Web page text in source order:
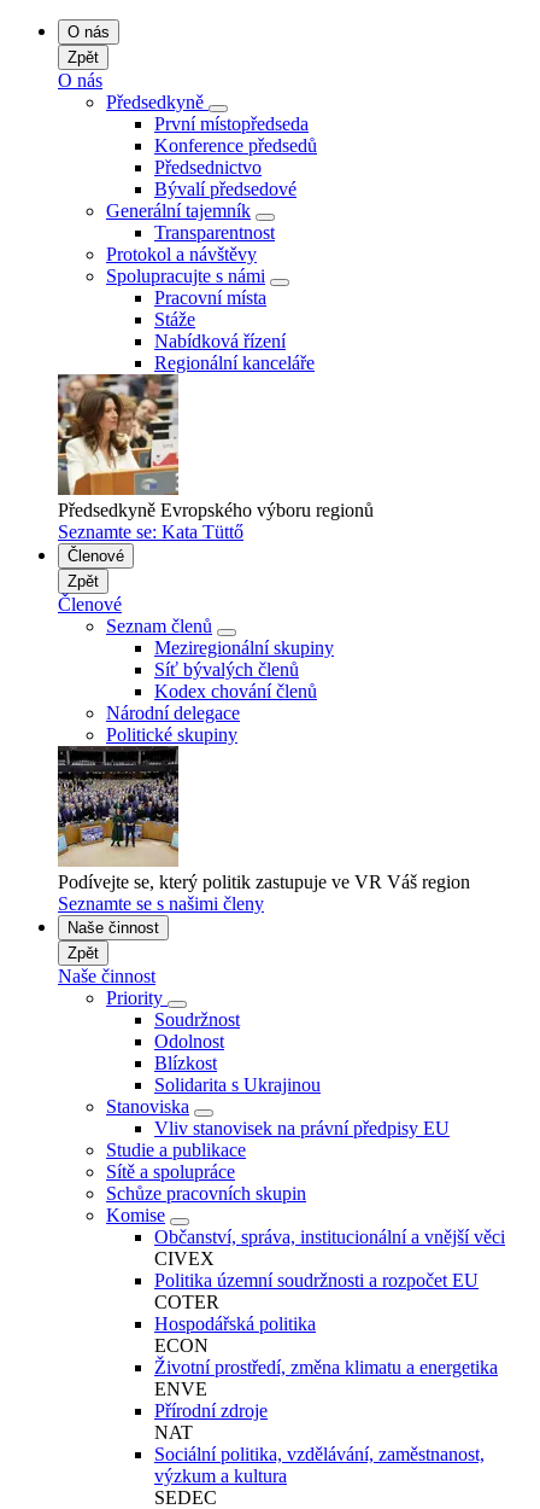
O nás
Zpět
O nás
Předsedkyně
První místopředseda
Konference předsedů
Předsednictvo
Bývalí předsedové
Generální tajemník
Transparentnost
Protokol a návštěvy
Spolupracujte s námi
Pracovní místa
Stáže
Nabídková řízení
Regionální kanceláře
Předsedkyně Evropského výboru regionů
Seznamte se: Kata Tüttő
Členové
Zpět
Členové
Seznam členů
Meziregionální skupiny
Síť bývalých členů
Kodex chování členů
Národní delegace
Politické skupiny
Podívejte se, který politik zastupuje ve VR Váš region
Seznamte se s našimi členy
Naše činnost
Zpět
Naše činnost
Priority
Soudržnost
Odolnost
Blízkost
Solidarita s Ukrajinou
Stanoviska
Vliv stanovisek na právní předpisy EU
Studie a publikace
Sítě a spolupráce
Schůze pracovních skupin
Komise
Občanství, správa, institucionální a vnější věci
CIVEX
Politika územní soudržnosti a rozpočet EU
COTER
Hospodářská politika
ECON
Životní prostředí, změna klimatu a energetika
ENVE
Přírodní zdroje
NAT
Sociální politika, vzdělávání, zaměstnanost,
výzkum a kultura
SEDEC